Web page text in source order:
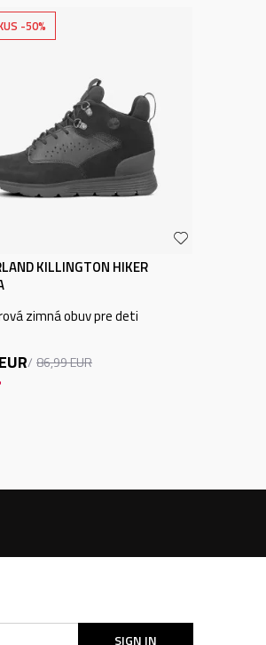
-50%
KILLINGTON HIKER
zimná obuv pre deti
EUR 86,99EUR
SIGN IN